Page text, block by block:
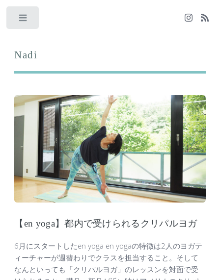
Nadi
【en yoga】都内で受けられるクリパルヨガ
6月にスタートしたen yoga en yogaの特徴は2人のヨガテ
ィーチャーが週替わりでクラスを担当すること。そして
なんといっても「クリパルヨガ」のレッスンを対面で受